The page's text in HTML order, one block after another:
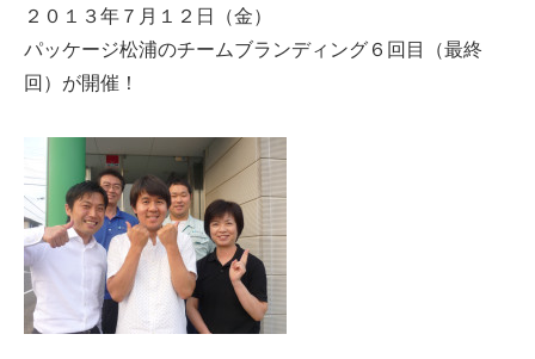
２０１３年７月１２日（金）
パッケージ松浦のチームブランディング６回目（最終
回）が開催！